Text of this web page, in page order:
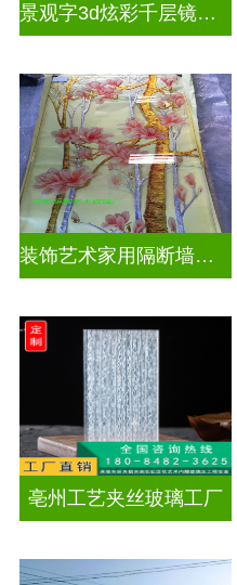
景观字3d炫彩千层镜深渊镜
装饰艺术家用隔断墙深雕玻璃
亳州工艺夹丝玻璃工厂